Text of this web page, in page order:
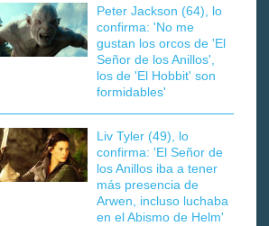
Peter Jackson (64), lo
confirma: 'No me
gustan los orcos de 'El
Señor de los Anillos',
los de 'El Hobbit' son
formidables'
Liv Tyler (49), lo
confirma: 'El Señor de
los Anillos iba a tener
más presencia de
Arwen, incluso luchaba
en el Abismo de Helm'